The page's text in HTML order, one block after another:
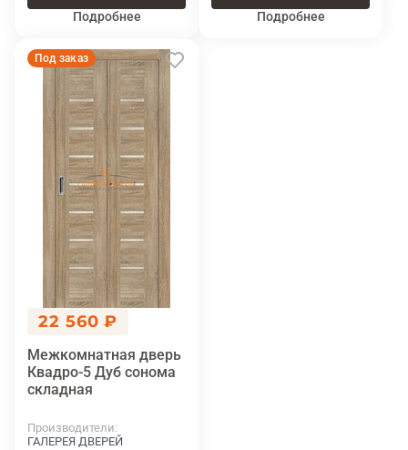
Подробнее
Подробнее
Под заказ
22 560 ₽
Межкомнатная дверь
Квадро-5 Дуб сонома
складная
Производители
ГАЛЕРЕЯ ДВЕРЕЙ